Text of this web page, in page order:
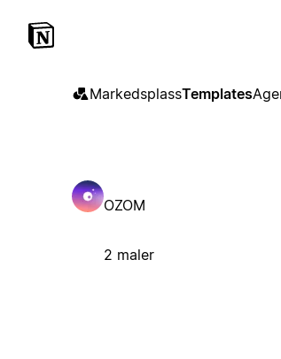
MarkedsplassTemplates
OZOM
2 maler